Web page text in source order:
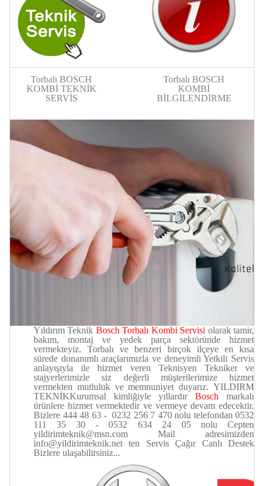
Torbalı BOSCH
KOMBİ TEKNİK
SERVİS
Torbalı BOSCH
KOMBİ
BİLGİLENDİRME
Yıldırım Teknik Bosch Torbalı Kombi Servisi olarak tamir,
bakım, montaj ve yedek parça sektöründe hizmet
vermekteyiz. Torbalı ve benzeri birçok ilçeye en kısa
sürede donanımlı araçlarımızla ve deneyimli Yetkili Servis
anlayışıyla ile hizmet veren Teknisyen Tekniker ve
stajyerlerimizle siz değerli müşterilerimize hizmet
vermekten mutluluk ve memnuniyet duyarız. YILDIRM
TEKNİKKurumsal kimliğiyle yıllardır Bosch markalı
ürünlere hizmet vermektedir ve vermeye devam edecektir.
Bizlere 444 48 63 - 0232 256 7 470 nolu telefondan 0532
111 35 30 - 0532 634 24 05 nolu Cepten
yildirimteknik@msn.com Mail adresimizden
info@yildirimteknik.net ten Servis Çağır Canlı Destek
Bizlere ulaşabilirsiniz...